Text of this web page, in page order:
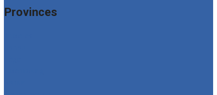
Provinces